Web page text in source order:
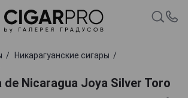
Никарагуанские сигары
Nicaragua Joya Silver Toro